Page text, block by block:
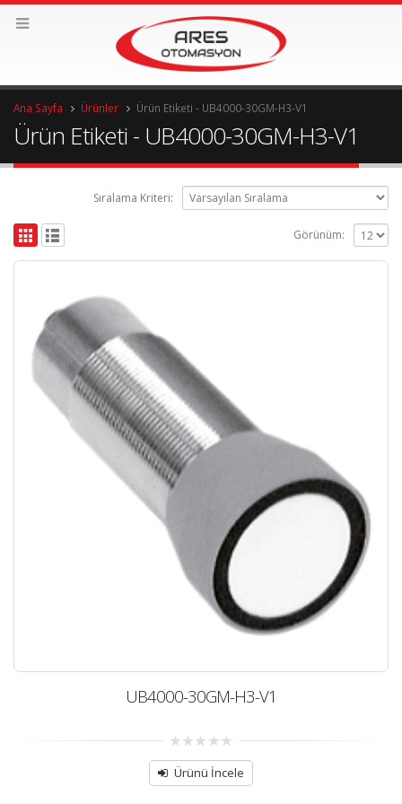
Ana Sayfa Ürünler Ürün Etiketi - UB4000-30GM-H3-V1
Ürün Etiketi - UB4000-30GM-H3-V1
Sıralama Kriteri:
Görünüm:
UB4000-30GM-H3-V1
0
out
of
Ürünü İncele